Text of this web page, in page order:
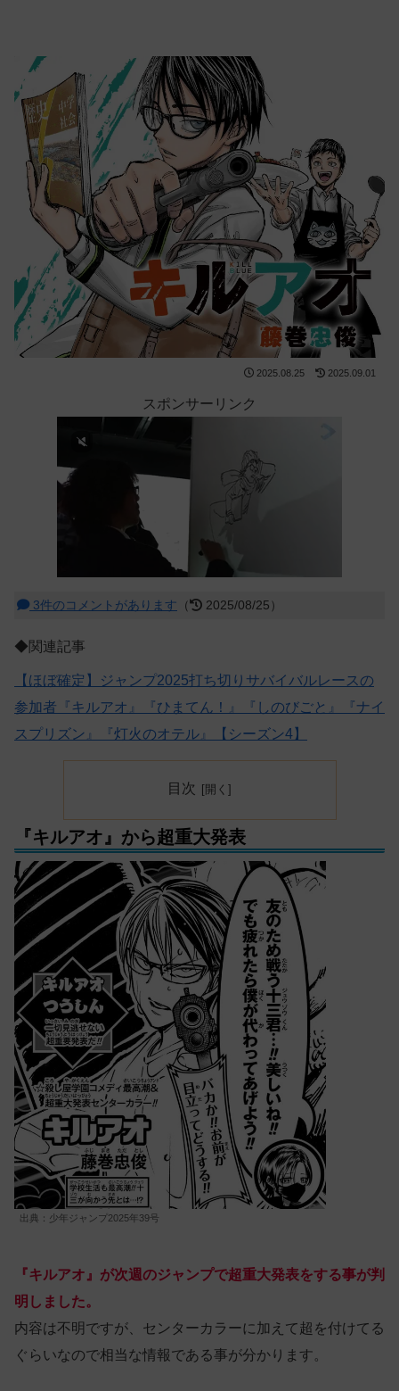
2025.08.25 2025.09.01
スポンサーリンク
3件のコメントがあります （ 2025/08/25）
◆関連記事
【ほぼ確定】ジャンプ2025打ち切りサバイバルレースの
参加者『キルアオ』『ひまてん！』『しのびごと』『ナイ
スプリズン』『灯火のオテル』【シーズン4】
目次
『キルアオ』から超重大発表
出典：少年ジャンプ2025年39号
『キルアオ』が次週のジャンプで超重大発表をする事が判
明しました。
内容は不明ですが、センターカラーに加えて超を付けてる
ぐらいなので相当な情報である事が分かります。